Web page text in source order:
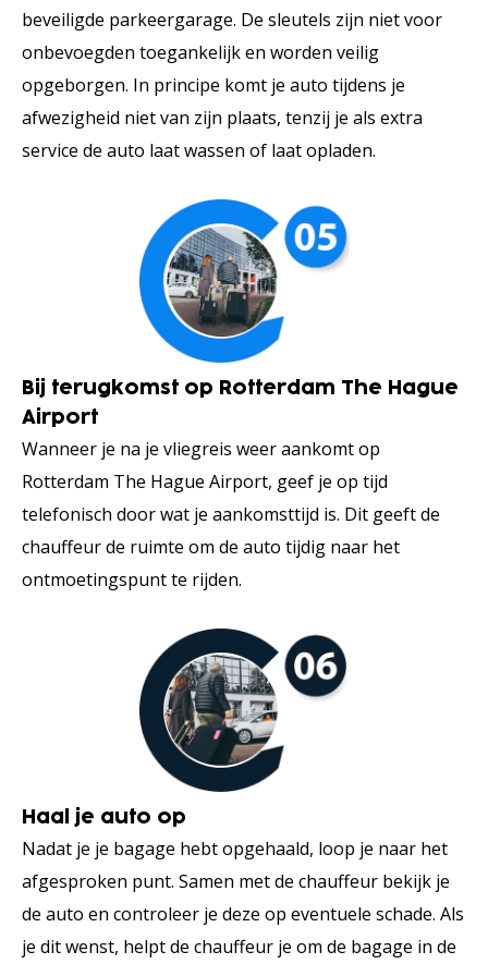
beveiligde parkeergarage. De sleutels zijn niet voor
onbevoegden toegankelijk en worden veilig
opgeborgen. In principe komt je auto tijdens je
afwezigheid niet van zijn plaats, tenzij je als extra
service de auto laat wassen of laat opladen.
Bij terugkomst op Rotterdam The Hague
Airport
Wanneer je na je vliegreis weer aankomt op
Rotterdam The Hague Airport, geef je op tijd
telefonisch door wat je aankomsttijd is. Dit geeft de
chauffeur de ruimte om de auto tijdig naar het
ontmoetingspunt te rijden.
Haal je auto op
Nadat je je bagage hebt opgehaald, loop je naar het
afgesproken punt. Samen met de chauffeur bekijk je
de auto en controleer je deze op eventuele schade. Als
je dit wenst, helpt de chauffeur je om de bagage in de